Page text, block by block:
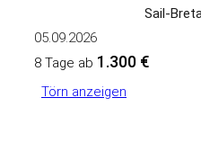
Sail-
05.09.2026
8 Tage ab 1.300 €
Törn anzeigen